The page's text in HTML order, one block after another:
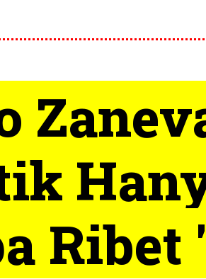
Ribet